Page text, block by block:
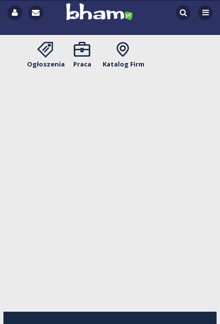
Ogłoszenia Praca Katalog Firm